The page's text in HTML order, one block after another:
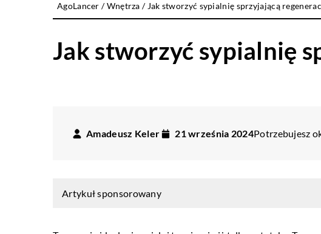
AgoLancer /Wnętrza / Jak stworzyć sypialnię sprzyjającą
Jak stworzyć sypialnię
Amadeusz Keler 21 września 2024Potrzebujesz
Artykuł sponsorowany